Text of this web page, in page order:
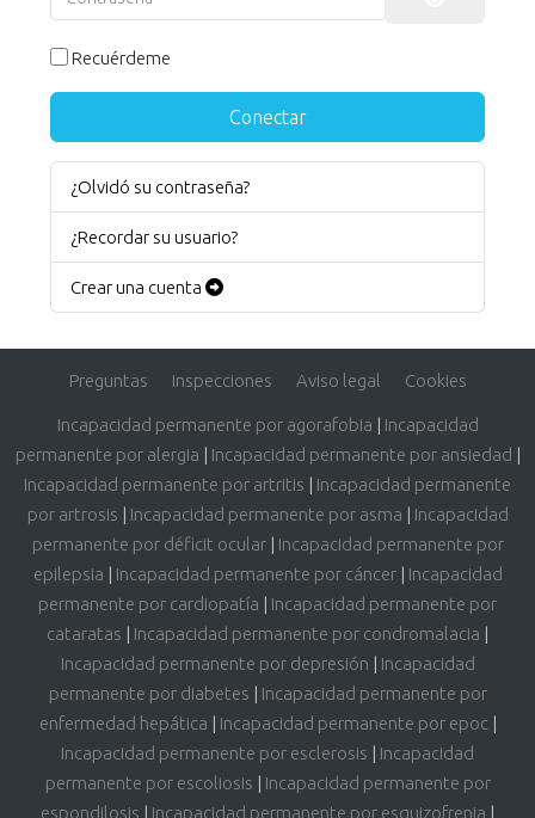
Recuérdeme
Conectar
¿Olvidó su contraseña?
¿Recordar su usuario?
Crear una cuenta
Preguntas Inspecciones Aviso legal Cookies
Incapacidad permanente por agorafobia | Incapacidad
permanente por alergia | Incapacidad permanente por ansiedad |
Incapacidad permanente por artritis | Incapacidad permanente
por artrosis | Incapacidad permanente por asma | Incapacidad
permanente por déficit ocular| Incapacidad permanente por
epilepsia | Incapacidad permanente por cáncer| Incapacidad
permanente por cardiopatía | Incapacidad permanente por
cataratas | Incapacidad permanente por condromalacia |
Incapacidad permanente por depresión | Incapacidad
permanente por diabetes | Incapacidad permanente por
enfermedad hepática | Incapacidad permanente por epoc|
Incapacidad permanente por esclerosis | Incapacidad
permanente por escoliosis | Incapacidad permanente por
espondilosis | Incapacidad permanente por esquizofrenia |